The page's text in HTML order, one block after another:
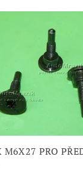
M6X27 PRO